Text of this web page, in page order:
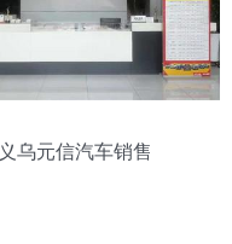
义乌元信汽车销售